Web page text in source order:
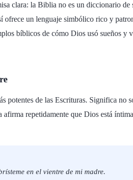
clara: la Biblia no es un diccionario
un lenguaje simbólico rico y
bíblicos de cómo Dios usó sueños
potentes de las Escrituras. Significa
repetidamente que Dios está
en el vientre de mi madre.